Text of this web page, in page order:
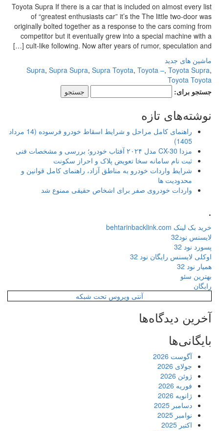
Toyota Supra If there is a car that is included on almost every list
of “greatest enthusiasts car” it’s the The little two-door was
originally bolted together as a response to the cars coming from
competitor but it eventually grew into a special machine with a
cult-like following. Now after years of rumor, speculation and […]
ماشین های جدید
Supra,Supra Supra,Supra Toyota,Toyota –,Toyota Supra
Toyota Toyota
جستجو برای:
نوشته‌های تازه
راهنمای کامل مراحل و شرایط اسقاط خودرو فرسوده (14 مرداد
1405)
مزدا CX-30 مدل ۲۰۲۴ آفتاب خودرو؛ بررسی و مشخصات فنی
ثبت نام سامانه سخا تعویض پلاک و احراز سکونت
شرایط واردات خودرو به مناطق آزاد، راهنمای کامل قوانین و
محدودیت ها
واردات خودروی صفر برای اشخاص حقیقی ممنوع شد
خرید بک لینک behtarinbacklink.com
لایسنس نود32
پسورد نود 32
اوکلی لایسنس رایگان نود 32
همیار نود 32
بهترین سئو
رایگان
آنتی ویروس تحت شبکه
آخرین دیدگاه‌ها
بایگانی‌ها
آگوست 2026
جولای 2026
ژوئن 2026
فوریه 2026
ژانویه 2026
دسامبر 2025
نوامبر 2025
اکتبر 2025